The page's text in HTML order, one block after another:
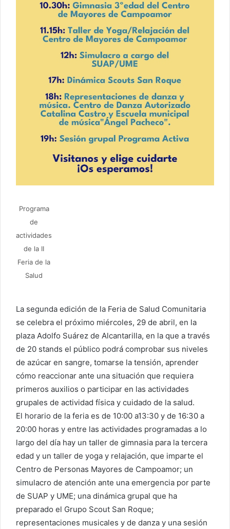
Programa
de
actividades
de la II
Feria de la
Salud
La segunda edición de la Feria de Salud Comunitaria
se celebra el próximo miércoles, 29 de abril, en la
plaza Adolfo Suárez de Alcantarilla, en la que a través
de 20 stands el público podrá comprobar sus niveles
de azúcar en sangre, tomarse la tensión, aprender
cómo reaccionar ante una situación que requiera
primeros auxilios o participar en las actividades
grupales de actividad física y cuidado de la salud.
El horario de la feria es de 10:00 a13:30 y de 16:30 a
20:00 horas y entre las actividades programadas a lo
largo del día hay un taller de gimnasia para la tercera
edad y un taller de yoga y relajación, que imparte el
Centro de Personas Mayores de Campoamor; un
simulacro de atención ante una emergencia por parte
de SUAP y UME; una dinámica grupal que ha
preparado el Grupo Scout San Roque;
representaciones musicales y de danza y una sesión